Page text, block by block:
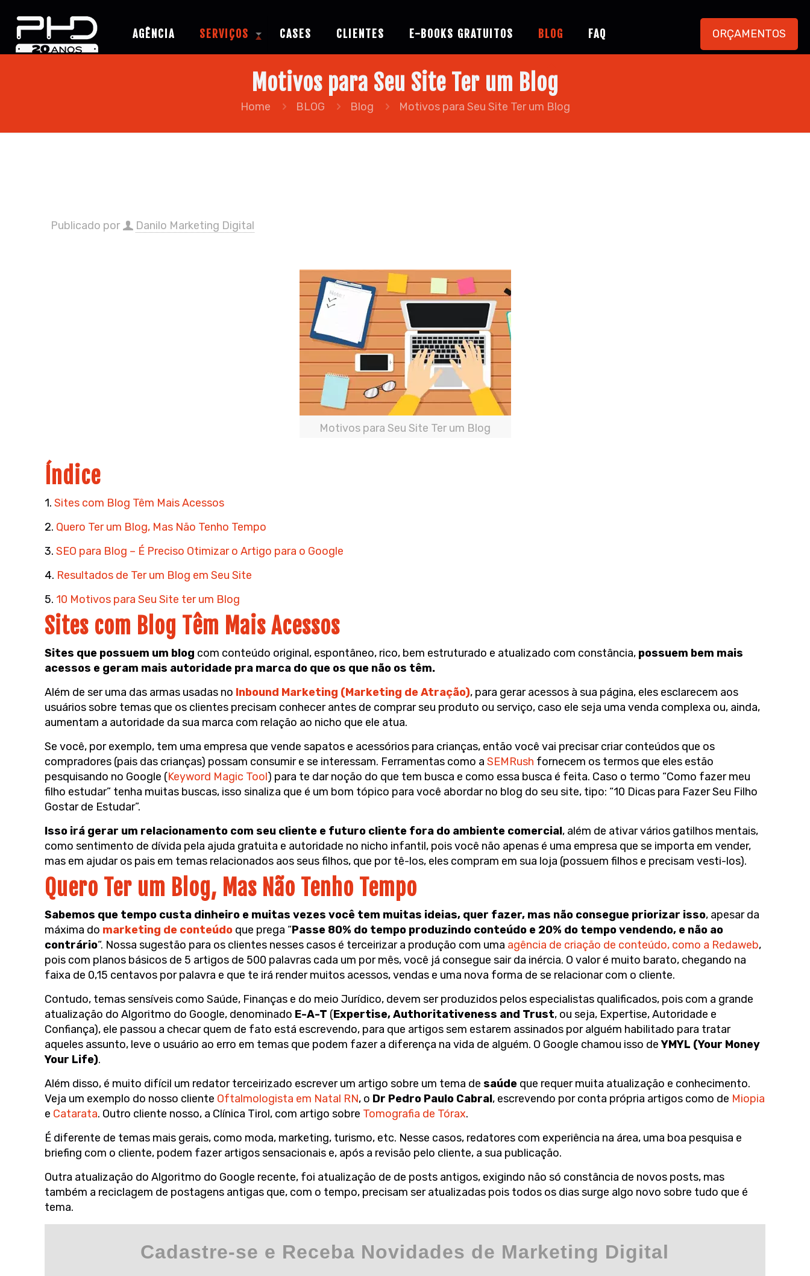
AGÊNCIA SERVIÇOS CASES CLIENTES E-BOOKS GRATUITOS BLOG FAQ ORÇAMENTOS
Motivos para Seu Site Ter um Blog
Home BLOG Blog Motivos para Seu Site Ter um Blog
Publicado por Danilo Marketing Digital
Motivos para Seu Site Ter um Blog
Índice
1.Sites com Blog Têm Mais Acessos
2. Quero Ter um Blog, Mas Não Tenho Tempo
3.SEO para Blog – É Preciso Otimizar o Artigo para o Google
4. Resultados de Ter um Blog em Seu Site
5. 10 Motivos para Seu Site ter um Blog
Sites com Blog Têm Mais Acessos
Sites que possuem um blog com conteúdo original, espontâneo, rico, bem estruturado e atualizado com constância, possuem bem mais
acessos e geram mais autoridade pra marca do que os que não os têm.
Além de ser uma das armas usadas no Inbound Marketing (Marketing de Atração), para gerar acessos à sua página, eles esclarecem aos
usuários sobre temas que os clientes precisam conhecer antes de comprar seu produto ou serviço, caso ele seja uma venda complexa ou, ainda,
aumentam a autoridade da sua marca com relação ao nicho que ele atua.
Se você, por exemplo, tem uma empresa que vende sapatos e acessórios para crianças, então você vai precisar criar conteúdos que os
compradores (pais das crianças) possam consumir e se interessam. Ferramentas como aSEMRush fornecem os termos que eles estão
pesquisando no Google (Keyword Magic Tool) para te dar noção do que tem busca e como essa busca é feita. Caso o termo “Como fazer meu
filho estudar” tenha muitas buscas, isso sinaliza que é um bom tópico para você abordar no blog do seu site, tipo: “10 Dicas para Fazer Seu Filho
Gostar de Estudar”.
Isso irá gerar um relacionamento com seu cliente e futuro cliente fora do ambiente comercial, além de ativar vários gatilhos mentais,
como sentimento de dívida pela ajuda gratuita e autoridade no nicho infantil, pois você não apenas é uma empresa que se importa em vender,
mas em ajudar os pais em temas relacionados aos seus filhos, que por tê-los, eles compram em sua loja (possuem filhos e precisam vesti-los).
Quero Ter um Blog, Mas Não Tenho Tempo
Sabemos que tempo custa dinheiro e muitas vezes você tem muitas ideias, quer fazer, mas não consegue priorizar isso, apesar da
máxima do marketing de conteúdo que prega “Passe 80% do tempo produzindo conteúdo e 20% do tempo vendendo, e não ao
contrário“. Nossa sugestão para os clientes nesses casos é terceirizar a produção com uma agência de criação de conteúdo, como a Redaweb,
pois com planos básicos de 5 artigos de 500 palavras cada um por mês, você já consegue sair da inércia. O valor é muito barato, chegando na
faixa de 0,15 centavos por palavra e que te irá render muitos acessos, vendas e uma nova forma de se relacionar com o cliente.
Contudo, temas sensíveis como Saúde, Finanças e do meio Jurídico, devem ser produzidos pelos especialistas qualificados, pois com a grande
atualização do Algoritmo do Google, denominado E-A-T (Expertise, Authoritativeness and Trust, ou seja, Expertise, Autoridade e
Confiança), ele passou a checar quem de fato está escrevendo, para que artigos sem estarem assinados por alguém habilitado para tratar
aqueles assunto, leve o usuário ao erro em temas que podem fazer a diferença na vida de alguém. O Google chamou isso deYMYL (Your Money
Your Life).
Além disso, é muito difícil um redator terceirizado escrever um artigo sobre um tema desaúde que requer muita atualização e conhecimento.
Veja um exemplo do nosso cliente Oftalmologista em Natal RN, o Dr Pedro Paulo Cabral, escrevendo por conta própria artigos como de Miopia
e Catarata. Outro cliente nosso, a Clínica Tirol, com artigo sobre Tomografia de Tórax.
É diferente de temas mais gerais, como moda, marketing, turismo, etc. Nesse casos, redatores com experiência na área, uma boa pesquisa e
briefing com o cliente, podem fazer artigos sensacionais e, após a revisão pelo cliente, a sua publicação.
Outra atualização do Algoritmo do Google recente, foi atualização de de posts antigos, exigindo não só constância de novos posts, mas
também a reciclagem de postagens antigas que, com o tempo, precisam ser atualizadas pois todos os dias surge algo novo sobre tudo que é
tema.
Cadastre-se e Receba Novidades de Marketing Digital